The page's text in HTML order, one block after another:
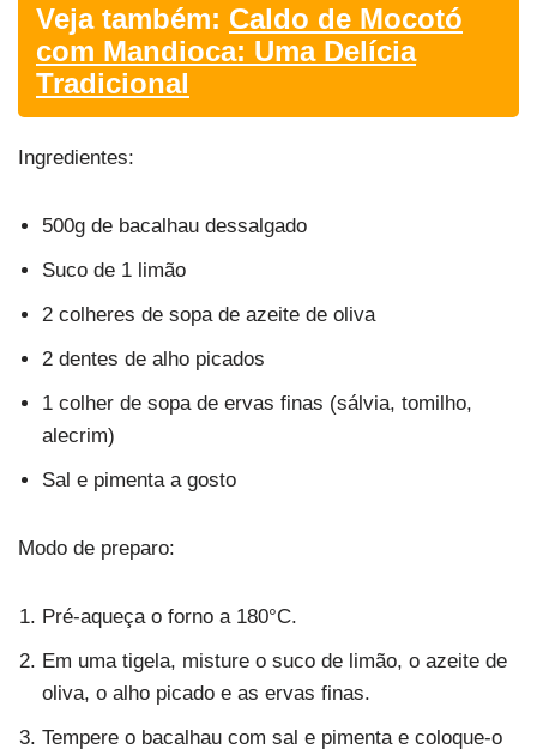
Veja também: Caldo de Mocotó
com Mandioca: Uma Delícia
Tradicional
Ingredientes:
500g de bacalhau dessalgado
Suco de 1 limão
2 colheres de sopa de azeite de oliva
2 dentes de alho picados
1 colher de sopa de ervas finas (sálvia, tomilho,
alecrim)
Sal e pimenta a gosto
Modo de preparo:
Pré-aqueça o forno a 180°C.
Em uma tigela, misture o suco de limão, o azeite de
oliva, o alho picado e as ervas finas.
Tempere o bacalhau com sal e pimenta e coloque-o